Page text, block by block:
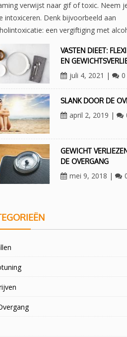
verwijst naar gif of toxic. Neem
intoxiceren. Denk bijvoorbeeld aan
een vergiftiging met
VASTEN DIEET:
EN
juli 4, 2021 | 0
SLANK DOOR DE
april 2, 2019 |
GEWICHT
DE OVERGANG
mei 9, 2018 |